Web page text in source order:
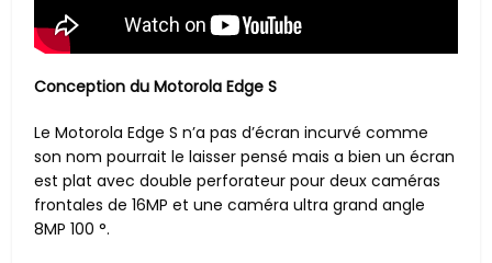
Conception du Motorola Edge S
Le Motorola Edge S n’a pas d’écran incurvé comme
son nom pourrait le laisser pensé mais a bien un écran
est plat avec double perforateur pour deux caméras
frontales de 16MP et une caméra ultra grand angle
8MP 100 °.